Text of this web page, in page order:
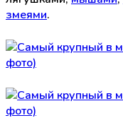
змеями.